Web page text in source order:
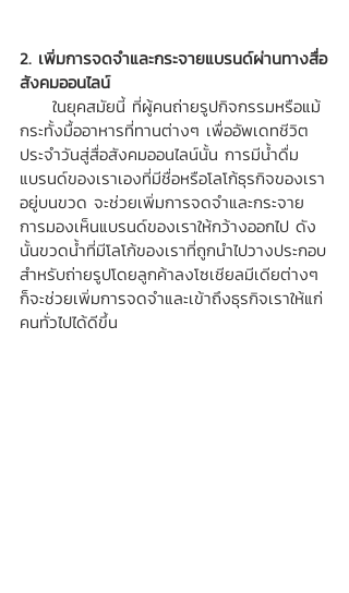
2. เพิ่มการจดจำและกระจายแบรนด์ผ่านทางสื่อ
สังคมออนไลน์
กระทั้งมื้ออาหารที่ทานต่างๆ เพื่ออัพเดทชีวิต
ประจำวันสู่สื่อสังคมออนไลน์นั้น การมีน้ำดื่ม
แบรนด์ของเราเองที่มีชื่อหรือโลโก้ธุรกิจของเรา
อยู่บนขวด จะช่วยเพิ่มการจดจำและกระจาย
การมองเห็นแบรนด์ของเราให้กว้างออกไป ดัง
นั้นขวดน้ำที่มีโลโก้ของเราที่ถูกนำไปวางประกอบ
สำหรับถ่ายรูปโดยลูกค้าลงโซเชียลมีเดียต่างๆ
ก็จะช่วยเพิ่มการจดจำและเข้าถึงธุรกิจเราให้แก่
คนทั่วไปได้ดีขึ้น